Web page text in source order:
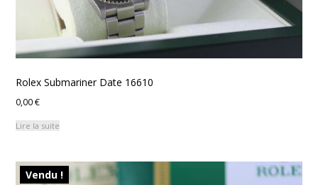
Rolex Submariner Date 16610
0,00€
Lire la suite
Vendu !